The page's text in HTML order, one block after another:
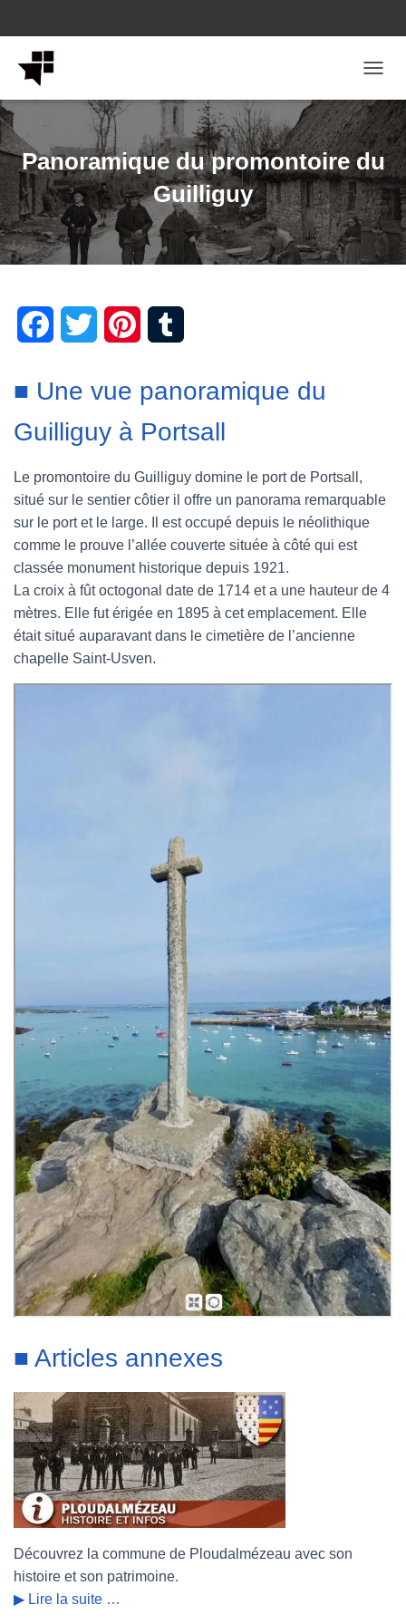
Panoramique du promontoire du
Guilliguy
c
o
o
k
i
t
e
r
n
e
r
e
s
t
m
b
r
■ Une vue panoramique du
Guilliguy à Portsall
Le promontoire du Guilliguy domine le port de Portsall,
situé sur le sentier côtier il offre un panorama remarquable
sur le port et le large. Il est occupé depuis le néolithique
comme le prouve l’allée couverte située à côté qui est
classée monument historique depuis 1921.
La croix à fût octogonal date de 1714 et a une hauteur de 4
mètres. Elle fut érigée en 1895 à cet emplacement. Elle
était situé auparavant dans le cimetière de l’ancienne
chapelle Saint-Usven.
■ Articles annexes
Découvrez la commune de Ploudalmézeau avec son
histoire et son patrimoine.
▶ Lire la suite …